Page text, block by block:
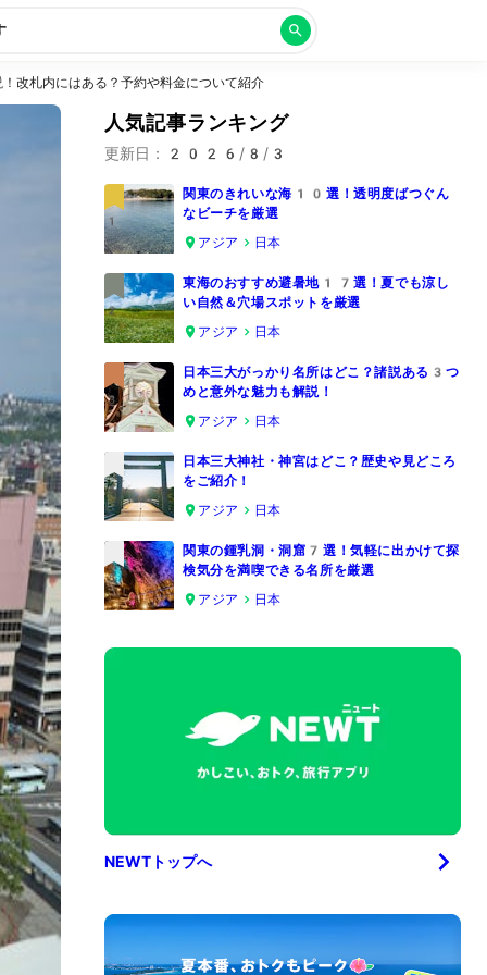
改札内にはある？予約や料金について紹介
人気記事ランキング
更新日： 2026/8/3
1
関東のきれいな海10選！透明度ばつぐん
なビーチを厳選
アジア
日本
2
東海のおすすめ避暑地17選！夏でも涼し
い自然＆穴場スポットを厳選
アジア
日本
3
日本三大がっかり名所はどこ？諸説ある3つ
めと意外な魅力も解説！
アジア
日本
4
日本三大神社・神宮はどこ？歴史や見どころ
をご紹介！
アジア
日本
5
関東の鍾乳洞・洞窟7選！気軽に出かけて探
検気分を満喫できる名所を厳選
アジア
日本
NEWTトップへ